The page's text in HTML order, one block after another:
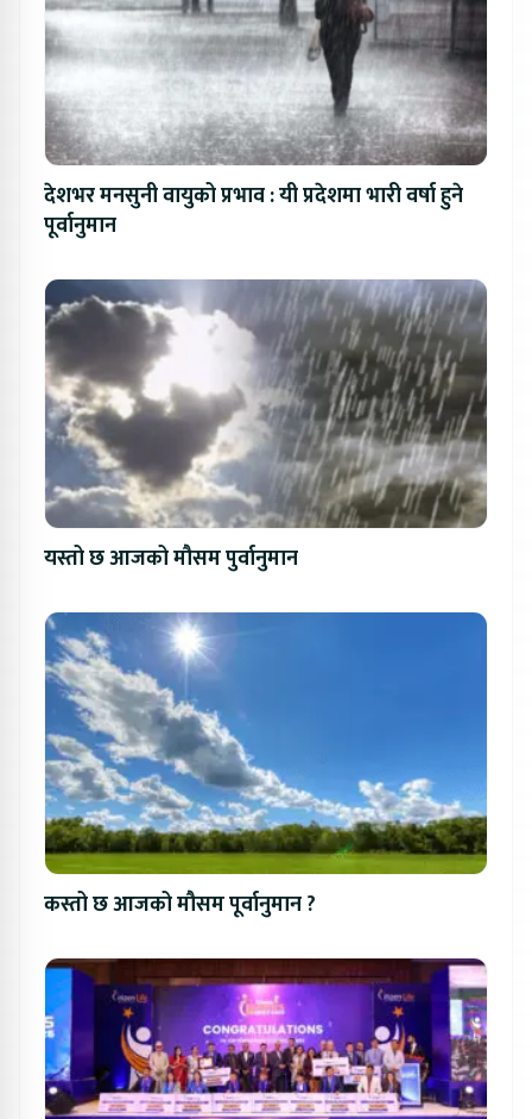
देशभर मनसुनी वायुको प्रभाव : यी प्रदेशमा भारी वर्षा हुने
पूर्वानुमान
यस्तो छ आजको मौसम पुर्वानुमान
कस्तो छ आजको मौसम पूर्वानुमान ?